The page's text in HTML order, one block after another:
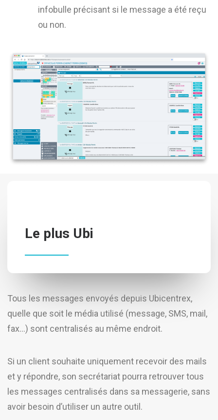
infobulle précisant si le message a été reçu
ou non.
Le plus Ubi
Tous les messages envoyés depuis Ubicentrex,
quelle que soit le média utilisé (message, SMS, mail,
fax…) sont centralisés au même endroit.
Si un client souhaite uniquement recevoir des mails
et y répondre, son secrétariat pourra retrouver tous
les messages centralisés dans sa messagerie, sans
avoir besoin d’utiliser un autre outil.